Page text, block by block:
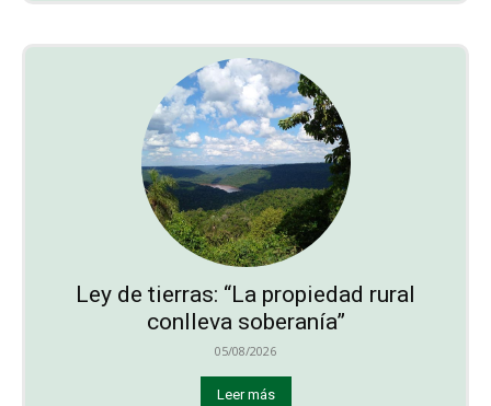
Ley de tierras: “La propiedad rural
conlleva soberanía”
05/08/2026
Leer más